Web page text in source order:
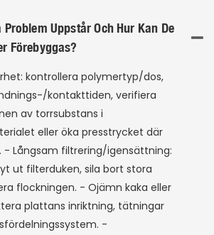
Uppstår Och Hur Kan De
Förebyggas?
kontrollera polymertyp/dos,
kontakttiden, verifiera
av torrsubstans i
eller öka presstrycket där
- Långsam filtrering/igensättning:
ut filterduken, sila bort stora
flockningen. - Ojämn kaka eller
plattans inriktning, tätningar
-